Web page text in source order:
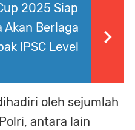
2025 Siap
Akan Berlaga
IPSC Level
oleh sejumlah
antara lain